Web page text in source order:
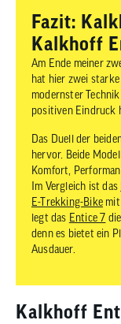
Fazit:
Kalkhoff
Am Ende meiner
hat hier zwei
modernster
positiven Eindruck
Das Duell der
hervor. Beide
Komfort,
Im Vergleich ist das
E-Trekking-Bike
legt das Entice 7
denn es bietet ein
Ausdauer.
Kalkhoff